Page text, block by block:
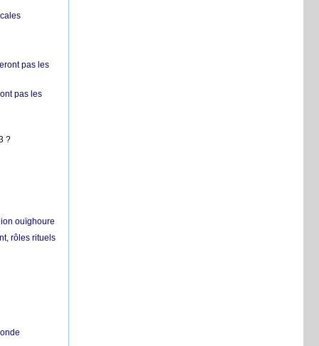
pas les
pas les
?
ouïghoure
rôles rituels